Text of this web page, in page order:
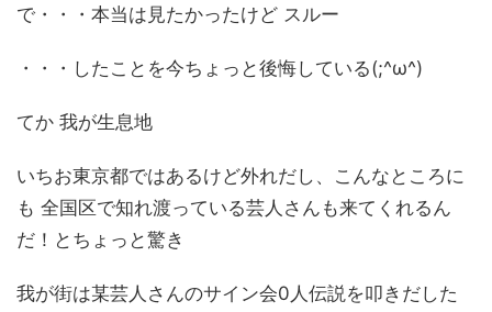
で・・・本当は見たかったけど スルー
・・・したことを今ちょっと後悔している(;^ω^)
てか 我が生息地
いちお東京都ではあるけど外れだし、こんなところに
も 全国区で知れ渡っている芸人さんも来てくれるん
だ！とちょっと驚き
我が街は某芸人さんのサイン会0人伝説を叩きだした